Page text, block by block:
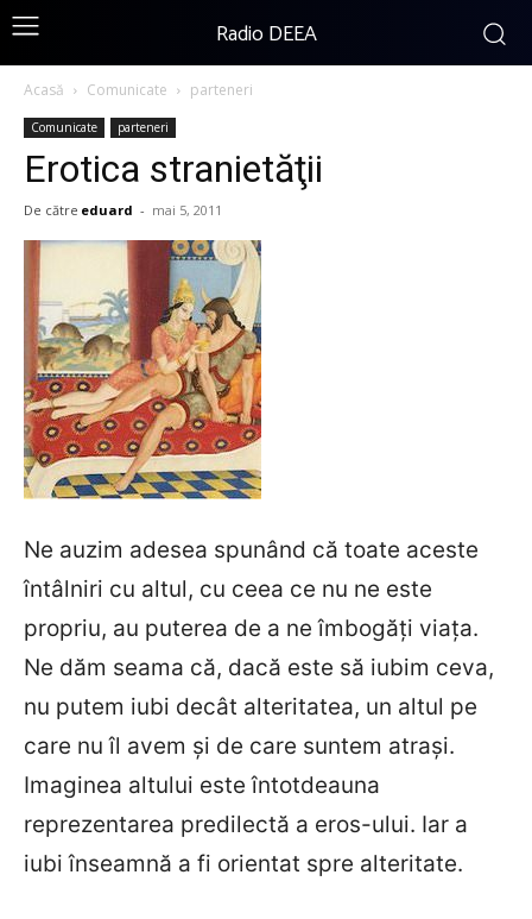
Radio DEEA
Acasă Comunicate parteneri
Comunicate parteneri
Erotica stranietăţii
De către eduard - mai 5, 2011
Ne auzim adesea spunând că toate aceste
întâlniri cu altul, cu ceea ce nu ne este
propriu, au puterea de a ne îmbogăţi viaţa.
Ne dăm seama că, dacă este să iubim ceva,
nu putem iubi decât alteritatea, un altul pe
care nu îl avem şi de care suntem atraşi.
Imaginea altului este întotdeauna
reprezentarea predilectă a eros-ului. Iar a
iubi înseamnă a fi orientat spre alteritate.